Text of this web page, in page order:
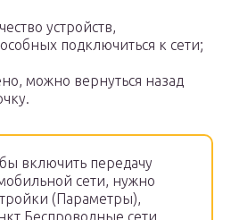
устройств,
подключиться к сети;
можно вернуться назад
включить передачу
сети, нужно
(Параметры),
Беспроводные сети